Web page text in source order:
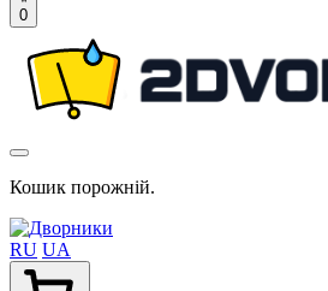
0
Кошик порожній.
RU UA